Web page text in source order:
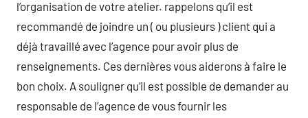
l’organisation de votre atelier. rappelons qu’il est
recommandé de joindre un ( ou plusieurs ) client qui a
déjà travaillé avec l’agence pour avoir plus de
renseignements. Ces dernières vous aiderons à faire le
bon choix. A souligner qu’il est possible de demander au
responsable de l’agence de vous fournir les